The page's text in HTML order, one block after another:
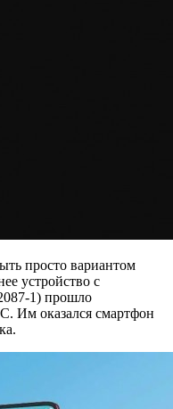
просто вариантом
устройство с
1) прошло
Им оказался смартфон